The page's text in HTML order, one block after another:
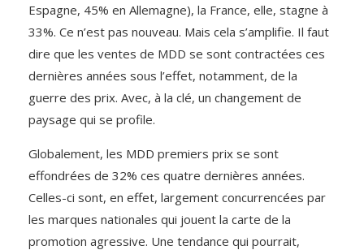
Espagne, 45% en Allemagne), la France, elle, stagne à
33%. Ce n’est pas nouveau. Mais cela s’amplifie. Il faut
dire que les ventes de MDD se sont contractées ces
dernières années sous l’effet, notamment, de la
guerre des prix. Avec, à la clé, un changement de
paysage qui se profile.
Globalement, les MDD premiers prix se sont
effondrées de 32% ces quatre dernières années.
Celles-ci sont, en effet, largement concurrencées par
les marques nationales qui jouent la carte de la
promotion agressive. Une tendance qui pourrait,